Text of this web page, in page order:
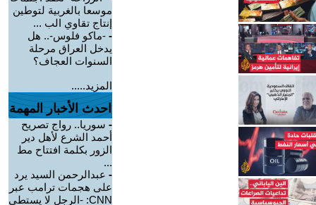
موسعا بالغربية لتوطين
إنتاج تقاوي الب ...
- -ماكو فلوس-.. هل
يدخل العراق مرحلة
السنوات العجاف؟
المزيد.....
احدث الأخبار المهمة
- سوريا.. رواج تصريح
أحمد الشرع لأهل دير
الزور بكلمة افتتاح مط
...
- عبدالرحمن السيد يرد
على هجمات ترامب عبر
CNN: -الرجل لا يستطي